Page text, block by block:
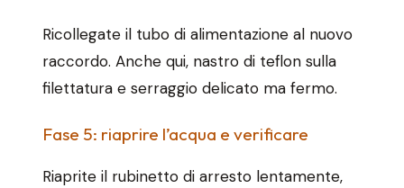
Ricollegate il tubo di alimentazione al nuovo
raccordo. Anche qui, nastro di teflon sulla
filettatura e serraggio delicato ma fermo.
Fase 5: riaprire l’acqua e verificare
Riaprite il rubinetto di arresto lentamente,